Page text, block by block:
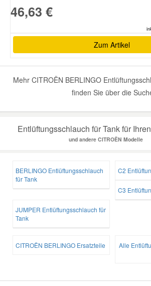
46,63 €
Zum Artikel
Mehr CITROËN BERLINGO
finden Sie über die
Entlüftungsschlauch für Tank für
und andere CITROËN Modelle
BERLINGO Entlüftungsschlauch
für Tank
C2
C3
JUMPER Entlüftungsschlauch für
Tank
CITROËN BERLINGO Ersatzteile
Alle
Toyota Ersatzteile
Vauxhall Ersatzteile
Volvo Ersatzteile